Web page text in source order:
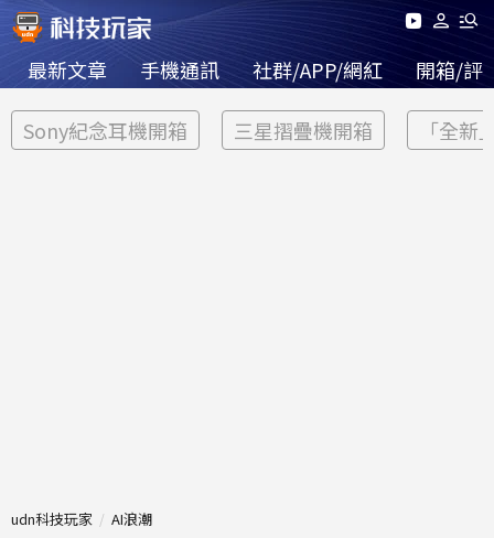
最新文章 手機通訊 社群/APP/網紅 開箱/評
Sony紀念耳機開箱 三星摺疊機開箱 「全新
udn科技玩家 AI浪潮